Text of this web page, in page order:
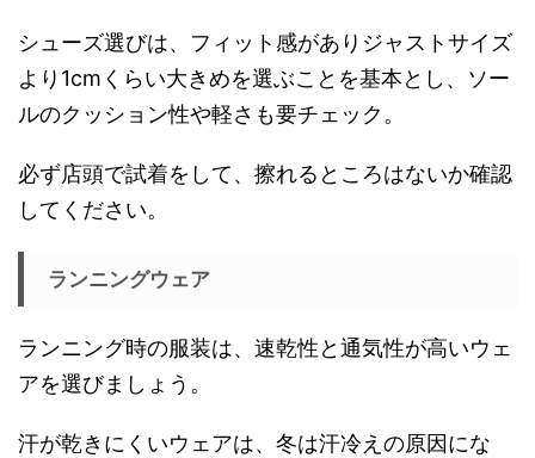
シューズ選びは、フィット感がありジャストサイズ
より1cmくらい大きめを選ぶことを基本とし、ソー
ルのクッション性や軽さも要チェック。
必ず店頭で試着をして、擦れるところはないか確認
してください。
ランニングウェア
ランニング時の服装は、速乾性と通気性が高いウェ
アを選びましょう。
汗が乾きにくいウェアは、冬は汗冷えの原因にな